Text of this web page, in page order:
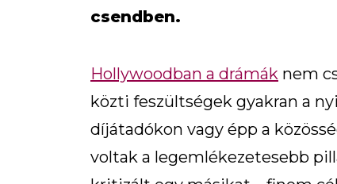
csendben.
Hollywoodban a drámák nem
közti feszültségek gyakran a
díjátadókon vagy épp a
voltak a legemlékezetesebb